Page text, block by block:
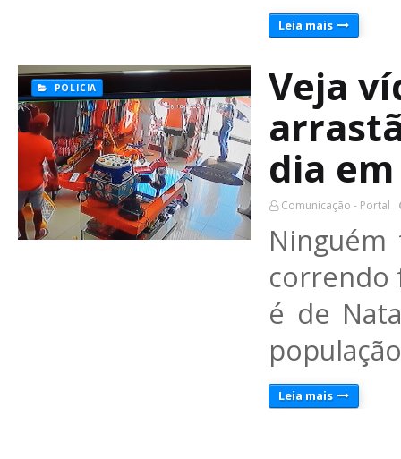
Leia mais
POLICIA
Veja
dia
Comunicação - Portal
correndo
é de
Leia mais